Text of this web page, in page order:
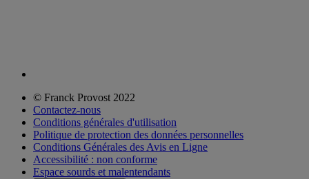
© Franck Provost 2022
Contactez-nous
Conditions générales d'utilisation
Politique de protection des données personnelles
Conditions Générales des Avis en Ligne
Accessibilité : non conforme
Espace sourds et malentendants